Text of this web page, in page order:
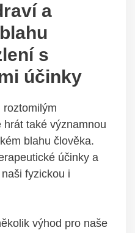
a
s
účinky
také významnou
blahu člověka.
účinky a
fyzickou i
výhod pro naše